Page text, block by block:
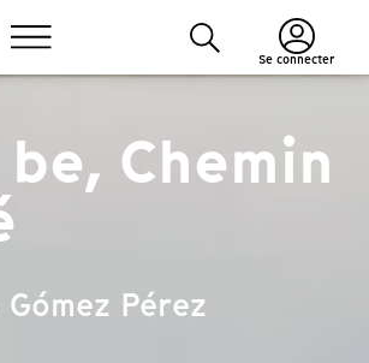
Se connecter
Chemin
Pérez